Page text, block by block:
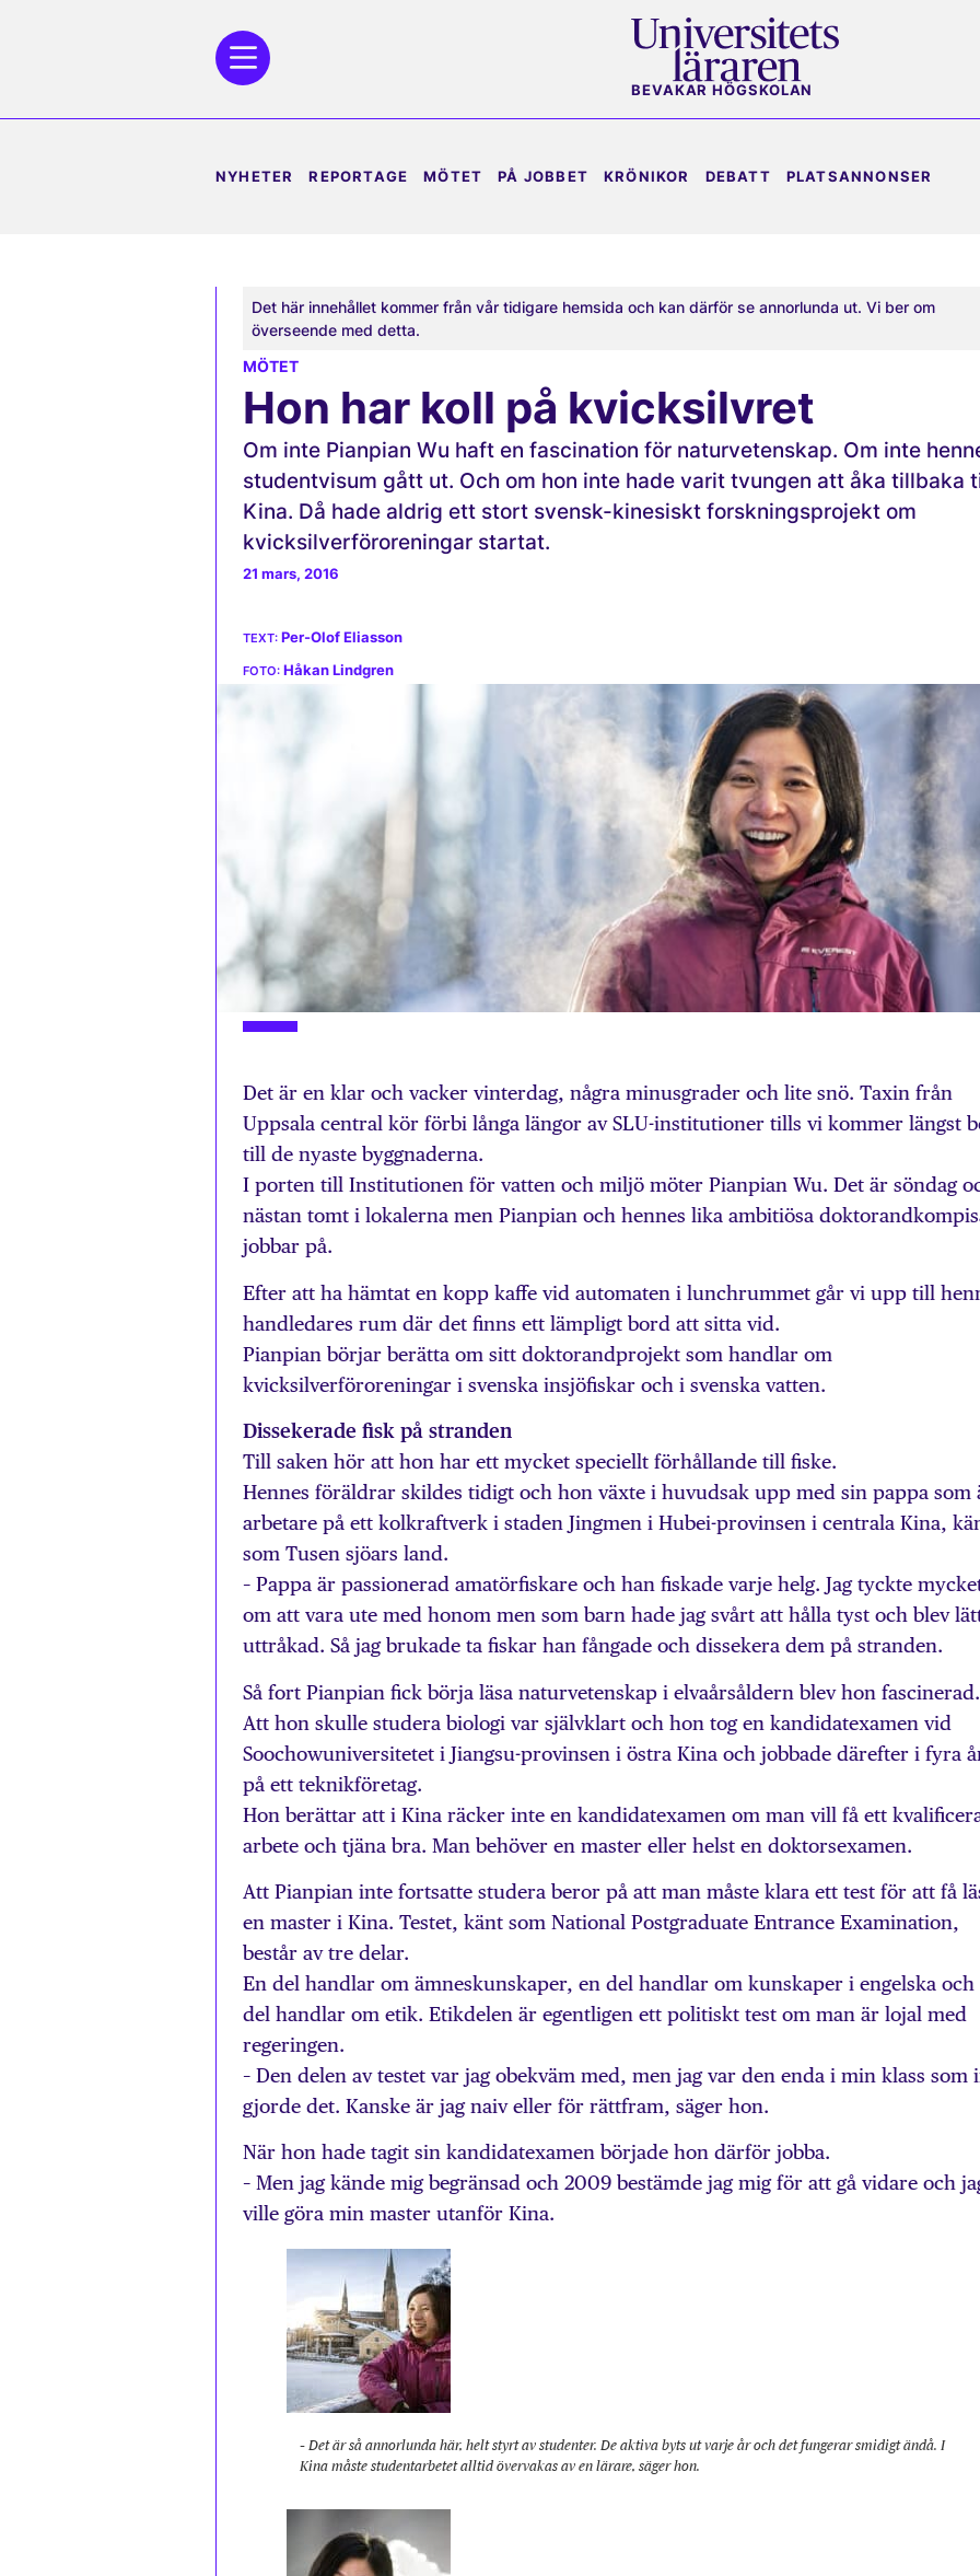
BEVAKAR HÖGSKOLAN
NYHETER REPORTAGE MÖTET PÅ JOBBET KRÖNIKOR DEBATT PLATSANNONSER
Det här innehållet kommer från vår tidigare hemsida och kan därför se annorlunda ut. Vi ber om
överseende med detta.
MÖTET
Hon har koll på kvicksilvret
Om inte Pianpian Wu haft en fascination för naturvetenskap. Om inte
studentvisum gått ut. Och om hon inte hade varit tvungen att åka tillbaka
Kina. Då hade aldrig ett stort svensk-kinesiskt forskningsprojekt om
kvicksilverföroreningar startat.
21 mars, 2016
Per-Olof Eliasson
Håkan Lindgren
Det är en klar och vacker vinterdag, några minus­grader och lite snö. Taxin från
Uppsala central kör förbi långa längor av SLU-institutioner tills vi kommer längst
till de nyaste byggnaderna.
I porten till Institutionen för vatten och miljö möter Pianpian Wu. Det är söndag
nästan tomt i lokalerna men Pianpian och hennes lika ambitiösa
jobbar på.
Efter att ha hämtat en kopp kaffe vid automaten i lunchrummet går vi upp till
handledares rum där det finns ett lämpligt bord att sitta vid.
Pianpian börjar berätta om sitt doktorand­projekt som handlar om
kvicksilverföroreningar i svenska insjö­fiskar och i svenska vatten.
Dissekerade fisk på stranden
Till saken hör att hon har ett mycket speciellt förhållande till fiske.
Hennes föräldrar skildes tidigt och hon växte i huvudsak upp med sin pappa som
arbetare på ett kolkraftverk i staden Jingmen i Hubei-provinsen i centrala Kina,
som Tusen sjöars land.
– Pappa är passionerad amatörfiskare och han fiskade varje helg. Jag tyckte
om att vara ute med honom men som barn hade jag svårt att hålla tyst och blev
uttråkad. Så jag brukade ta fiskar han fångade och dissekera dem på stranden.
Så fort Pianpian fick börja läsa naturvetenskap i elvaårsåldern blev hon fascinerad.
Att hon skulle studera biologi var självklart och hon tog en kandidatexamen vid
Soochowuniversitetet i Jiangsu-provinsen i östra Kina och jobbade därefter i fyra
på ett teknikföretag.
Hon berättar att i Kina räcker inte en kandidatexamen om man vill få ett
arbete och tjäna bra. Man behöver en master eller helst en doktors­examen.
Att Pianpian inte fortsatte studera beror på att man måste klara ett test för att få
en master i Kina. Testet, känt som National Postgraduate Entrance Examination,
består av tre delar.
En del handlar om ämneskunskaper, en del handlar om kunskaper i engelska och
del handlar om etik. Etikdelen är egentligen ett politiskt test om man är lojal med
regeringen.
– Den delen av testet var jag obekväm med, men jag var den enda i min klass som
gjorde det. Kanske är jag naiv eller för rättfram, säger hon.
När hon hade tagit sin kandidatexamen började hon därför jobba.
– Men jag kände mig begränsad och 2009 bestämde jag mig för att gå vidare och
ville göra min master utanför Kina.
– Det är så annorlunda här, helt styrt av studenter. De aktiva byts ut varje år och det fungerar smidigt ändå. I
Kina måste studentarbetet alltid övervakas av en lärare, säger hon.